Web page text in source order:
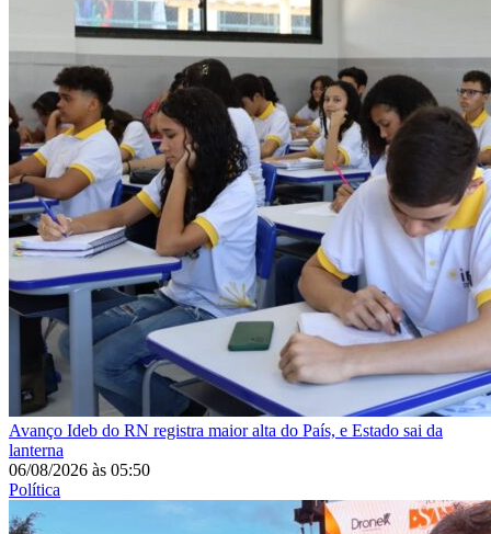
Avanço Ideb do RN registra maior alta do País, e Estado sai da
lanterna
06/08/2026 às 05:50
Política